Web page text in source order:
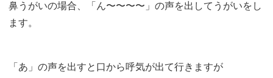
鼻うがいの場合、「ん〜〜〜〜」の声を出してうがいをし
ます。
「あ」の声を出すと口から呼気が出て行きますが